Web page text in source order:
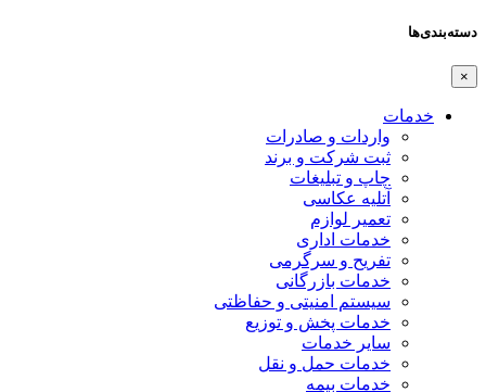
دسته‌بندی‌ها
×
خدمات
واردات و صادرات
ثبت شرکت و برند
چاپ و تبلیغات
آتلیه عکاسی
تعمیر لوازم
خدمات اداری
تفریح و سرگرمی
خدمات بازرگانی
سیستم امنیتی و حفاظتی
خدمات پخش و توزیع
سایر خدمات
خدمات حمل و نقل
خدمات بیمه